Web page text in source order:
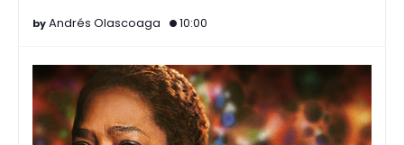
Andrés Olascoaga 10:00